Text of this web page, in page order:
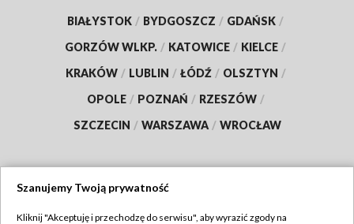
BIAŁYSTOK / BYDGOSZCZ / GDAŃSK /
GORZÓW WLKP. / KATOWICE / KIELCE /
KRAKÓW / LUBLIN / ŁÓDŹ / OLSZTYN /
OPOLE / POZNAŃ / RZESZÓW /
SZCZECIN / WARSZAWA / WROCŁAW
Szanujemy Twoją prywatność
Kliknij "Akceptuję i przechodzę do serwisu", aby wyrazić zgody na